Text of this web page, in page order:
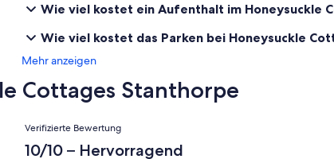
Wie viel kostet ein Aufenthalt im Honeysuckle
Wie viel kostet das Parken bei Honeysuckle
Mehr anzeigen
Cottages Stanthorpe
Bewertungen
Verifizierte Bewertung
10/10 – Hervorragend